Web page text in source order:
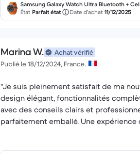
Samsung Galaxy Watch Ultra Bluetooth +
État Parfait état Date d’achat 11/12/2025
Marina W.
Achat vérifié
Publié le 18/12/2024, France.
"Je suis pleinement satisfait de ma
design élégant, fonctionnalités
avec des conseils clairs et
parfaitement emballé. Une